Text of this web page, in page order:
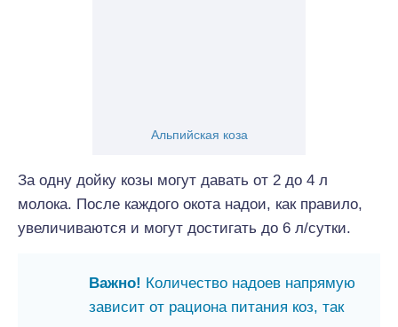
Альпийская коза
За одну дойку козы могут давать от 2 до 4 л
молока. После каждого окота надои, как правило,
увеличиваются и могут достигать до 6 л/сутки.
Важно! Количество надоев напрямую
зависит от рациона питания коз, так